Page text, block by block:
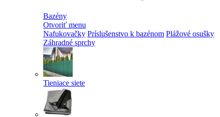
Bazény
Otvoriť menu
Nafukovačky Príslušenstvo k bazénom Plážové osušky
Záhradné sprchy
Tieniace siete